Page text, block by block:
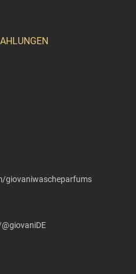
giovaniwascheparfums